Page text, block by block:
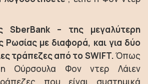
SberBank – της μεγαλύτερη
Ρωσίας με διαφορά, και για δύο
τράπεζες από το SWIFT.Όπως
η Ούρσουλα Φον ντερ Λάιεν
που είναι συστημικά